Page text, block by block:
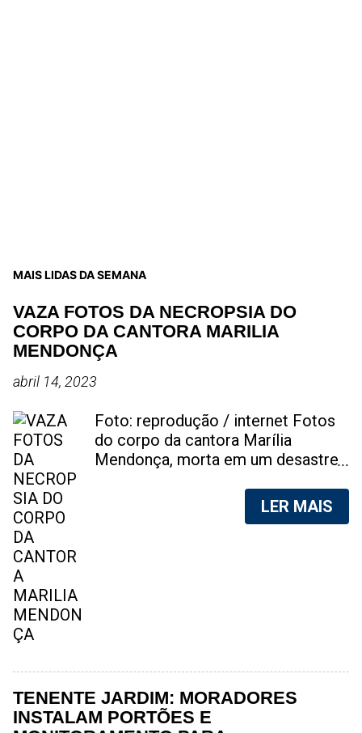
MAIS LIDAS DA SEMANA
VAZA FOTOS DA NECROPSIA DO
CORPO DA CANTORA MARILIA
MENDONÇA
abril 14, 2023
Foto: reprodução / internet Fotos
do corpo da cantora Marília
Mendonça, morta em um desastre
foram vazadas na internet. A
divulgação de fotos do corpo de
vendendo as fotos. Cada foto, no
valor de R$20 (Vinte reais). A
assessoria da família de Marília
LER MAIS
TENENTE JARDIM: MORADORES
INSTALAM PORTÕES E